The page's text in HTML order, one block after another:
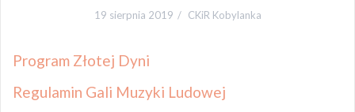
19 sierpnia 2019 CKiR Kobylanka
Program Złotej Dyni
Regulamin Gali Muzyki Ludowej